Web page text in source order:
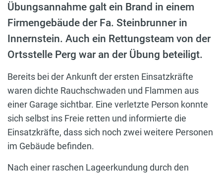
Übungsannahme galt ein Brand in einem
Firmengebäude der Fa. Steinbrunner in
Innernstein. Auch ein Rettungsteam von der
Ortsstelle Perg war an der Übung beteiligt.
Bereits bei der Ankunft der ersten Einsatzkräfte
waren dichte Rauchschwaden und Flammen aus
einer Garage sichtbar. Eine verletzte Person konnte
sich selbst ins Freie retten und informierte die
Einsatzkräfte, dass sich noch zwei weitere Personen
im Gebäude befinden.
Nach einer raschen Lageerkundung durch den